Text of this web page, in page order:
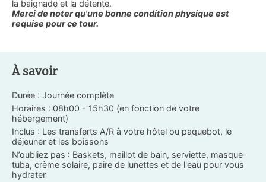
la baignade et la détente.
Merci de noter qu'une bonne condition physique est
requise pour ce tour.
À savoir
Durée : Journée complète
Horaires : 08h00 - 15h30 (en fonction de votre
hébergement)
Inclus : Les transferts A/R à votre hôtel ou paquebot, le
déjeuner et les boissons
N’oubliez pas : Baskets, maillot de bain, serviette, masque-
tuba, crème solaire, paire de lunettes et de l'eau pour vous
hydrater